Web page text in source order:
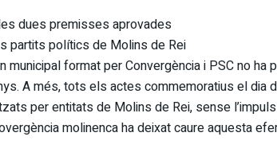
dues premisses aprovades
partits polítics de Molins de Rei
municipal format per Convergència i PSC no
A més, tots els actes commemoratius el dia
per entitats de Molins de Rei, sense l’impuls
molinenca ha deixat caure aquesta